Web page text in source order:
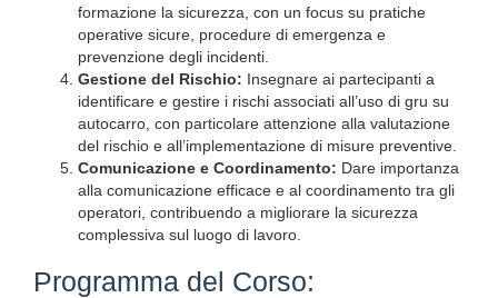
formazione la sicurezza, con un focus su pratiche
operative sicure, procedure di emergenza e
prevenzione degli incidenti.
Gestione del Rischio: Insegnare ai partecipanti a
identificare e gestire i rischi associati all’uso di gru su
autocarro, con particolare attenzione alla valutazione
del rischio e all’implementazione di misure preventive.
Comunicazione e Coordinamento: Dare importanza
alla comunicazione efficace e al coordinamento tra gli
operatori, contribuendo a migliorare la sicurezza
complessiva sul luogo di lavoro.
Programma del Corso: